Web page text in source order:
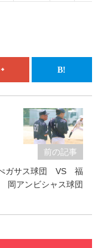
前の記事
ガサス球団 VS 福
岡アンビシャス球団